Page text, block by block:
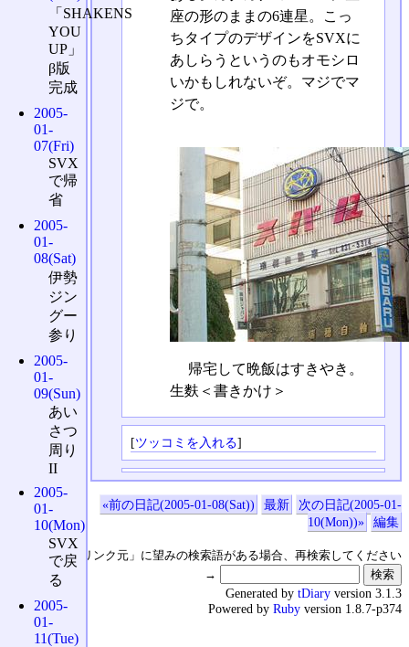
座の形のままの6連星。こっ
ちタイプのデザインをSVXに
あしらうというのもオモシロ
いかもしれないぞ。マジでマ
ジで。
帰宅して晩飯はすきやき。
生麩＜書きかけ＞
[ツッコミを入れる]
«前の日記(2005-01-08(Sat)) 最新
次の日記(2005-01-
10(Mon))»
編集
↑の「本日のリンク元」に望みの検索語がある場合、再検索してください
→
「SHAKENS
YOU
UP」
β版
完成
2005-
01-
07(Fri)
SVX
で帰
省
2005-
01-
08(Sat)
伊勢
ジン
グー
参り
2005-
01-
09(Sun)
あい
さつ
周り
II
2005-
01-
10(Mon)
SVX
で戻
る
2005-
01-
11(Tue)
Generated by tDiary version 3.1.3
Powered by Ruby version 1.8.7-p374